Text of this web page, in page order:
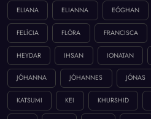
ELIANA ELIANNA EÓGHAN
FELÍCIA FLÓRA FRANCISCA
HEYDAR IHSAN IONATAN
JÓHANNA JÓHANNES JÓNAS
KATSUMI KEI KHURSHID